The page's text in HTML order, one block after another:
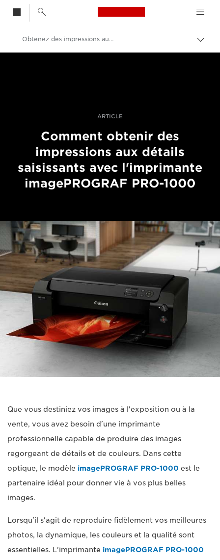
Canon Logo, back
entre
Obtenez des impressions aux détails saisissants avec l'imprimante imagePROGRAF PRO-1000
ARTICLE
Comment obtenir des
impressions aux détails
saisissants avec l'imprimante
imagePROGRAF PRO-1000
Que vous destiniez vos images à l'exposition ou à la
vente, vous avez besoin d'une imprimante
professionnelle capable de produire des images
regorgeant de détails et de couleurs. Dans cette
optique, le modèle imagePROGRAF PRO-1000 est le
partenaire idéal pour donner vie à vos plus belles
images.
Lorsqu'il s'agit de reproduire fidèlement vos meilleures
photos, la dynamique, les couleurs et la qualité sont
essentielles. L'imprimante imagePROGRAF PRO-1000